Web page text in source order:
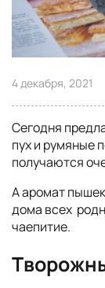
4 декабря, 2021
Сегодня
пух и румяные
получаются
А аромат
дома всех
чаепитие.